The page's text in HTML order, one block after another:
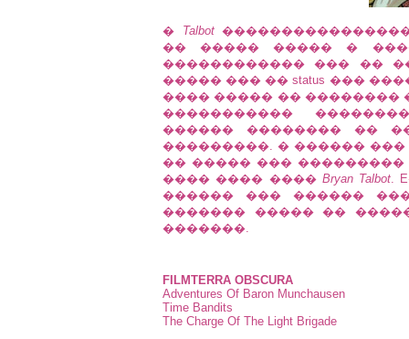
� Talbot
�� ����� ����� �
������������ ��� ��
����� ��� �� status ���
���� ����� �� ��������
�����������
������ �������� ��
���������. � ������
�� ����� ���
���� ���� ���� Bryan Talbot.
������ ��� ������
������� ����� ��
�������.
FILMTERRA OBSCURA
Adventures Of Baron Munchausen
Time Bandits
The Charge Of The Light Brigade